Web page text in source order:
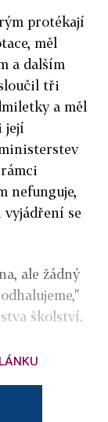
protékají
měl
a dalším
tři
a měl
její
nefunguje,
vyjádření se
ale žádný
školství.